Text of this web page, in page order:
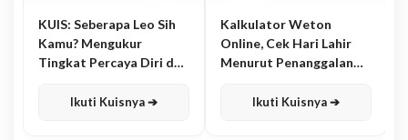
KUIS: Seberapa Leo Sih
Kamu? Mengukur
Tingkat Percaya Diri dan
Ikuti Kuisnya ➔
Kalkulator Weton
Online, Cek Hari Lahir
Menurut Penanggalan
Ikuti Kuisnya ➔